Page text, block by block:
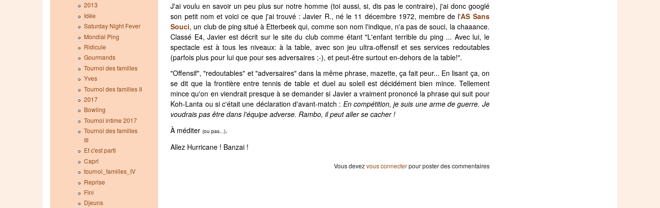
J'ai voulu en savoir un peu plus sur notre homme (toi aussi, si, dis pas le contraire), j'ai donc googlé
son petit nom et voici ce que j'ai trouvé : Javier R., né le 11 décembre 1972, membre de l'AS Sans
Souci, un club de ping situé à Etterbeek qui, comme son nom l'indique, n'a pas de souci, la chaaance.
Classé E4, Javier est décrit sur le site du club comme étant "L'enfant terrible du ping ... Avec lui, le
spectacle est à tous les niveaux: à la table, avec son jeu ultra-offensif et ses services redoutables
(parfois plus pour lui que pour ses adversaires ;-), et peut-être surtout en-dehors de la table!".
"Offensif", "redoutables" et "adversaires" dans la même phrase, mazette, ça fait peur... En lisant ça, on
se dit que la frontière entre tennis de table et duel au soleil est décidément bien mince. Tellement
mince qu'on en viendrait presque à se demander si Javier a vraiment prononcé la phrase qui suit pour
Koh-Lanta ou si c'était une déclaration d'avant-match : En compétition, je suis une arme de guerre. Je
voudrais pas être dans l'équipe adverse. Rambo, il peut aller se cacher !
À méditer(ou pas...).
Allez Hurricane ! Banzai !
Vous devezvous connecterpour poster des commentaires
2013
Idée
Saturday Night Fever
Mondial Ping
Ridicule
Gourmands
Tournoi des familles
Yves
Tournoi des familles II
2017
Bowling
Tournoi intime 2017
Tournoi des familles
III
Et c'est parti
Capri
tournoi_familles_IV
Reprise
Fini
Djeuns